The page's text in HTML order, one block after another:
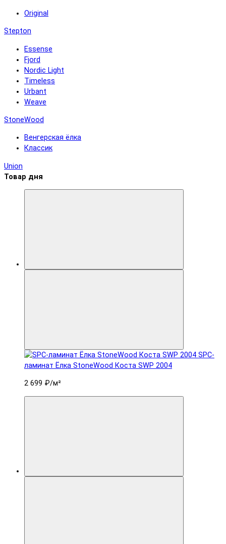
Original
Stepton
Essense
Fjord
Nordic Light
Timeless
Urbant
Weave
StoneWood
Венгерская ёлка
Классик
Union
Товар дня
SPC-
ламинат Ëлка StoneWood Коста SWP 2004
2 699 ₽/м²